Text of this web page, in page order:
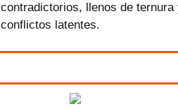
contradictorios, llenos de ternura
conflictos latentes.